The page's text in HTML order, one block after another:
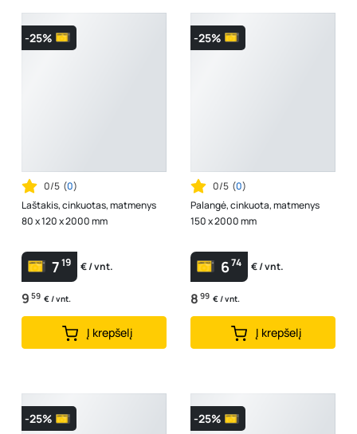
-25%
0/5 (0)
Laštakis, cinkuotas, matmenys
80 x 120 x 2000 mm
719 € / vnt.
9 59 € / vnt.
Į krepšelį
-25%
0/5 (0)
Palangė, cinkuota, matmenys
150 x 2000 mm
674 € / vnt.
8 99 € / vnt.
Į krepšelį
-25% -25%